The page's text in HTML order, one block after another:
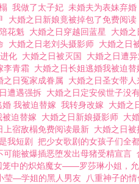
我做了太子妃 未婚夫为表妹弃婚
大婚之日新娘竟被掉包了免费阅读
花魁 大婚之日穿越回蓝星 大婚
大婚之日老刘头摄影师 大婚之日
化 大婚之日被灭国 大婚之日遭
李青霜 大婚之日长姐逃婚我被迫替
之日冤家成眷属 大婚之日圣女带
遭遇强拆 大婚之日定安侯世子没
我被迫替嫁 我转身改嫁 大婚之
迫替嫁 大婚之日新娘摄影师 大
上宿敌榻免费阅读最新 大婚之日被
我短剧 把少女歌剧的女孩子们全
能被爆插恶堕发出母猪受精宣言
笼中的炽焰魔女——罗莎琳小姐，
莹—学姐的黑人男友 八重神子的